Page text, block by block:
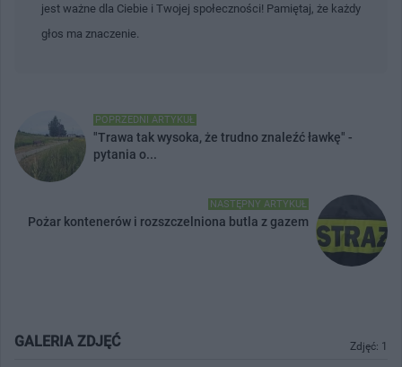
jest ważne dla Ciebie i Twojej społeczności! Pamiętaj, że każdy
głos ma znaczenie.
POPRZEDNI ARTYKUŁ
"Trawa tak wysoka, że trudno znaleźć ławkę" -
pytania o...
NASTĘPNY ARTYKUŁ
Pożar kontenerów i rozszczelniona butla z gazem
Zdjęć: 1
GALERIA ZDJĘĆ